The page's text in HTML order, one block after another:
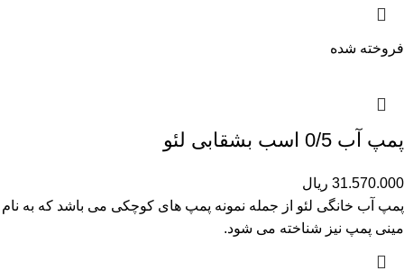
فروخته شده
پمپ آب 0/5 اسب بشقابی لئو
31.570.000 ریال
پمپ آب خانگی لئو از جمله نمونه پمپ های کوچکی می باشد که به نام
مینی پمپ نیز شناخته می شود.